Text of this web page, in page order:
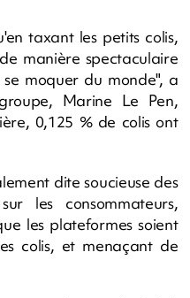
taxant les petits colis,
manière spectaculaire
moquer du monde", a
Marine Le Pen,
0,125 % de colis ont
dite soucieuse des
les consommateurs,
les plateformes soient
colis, et menaçant de